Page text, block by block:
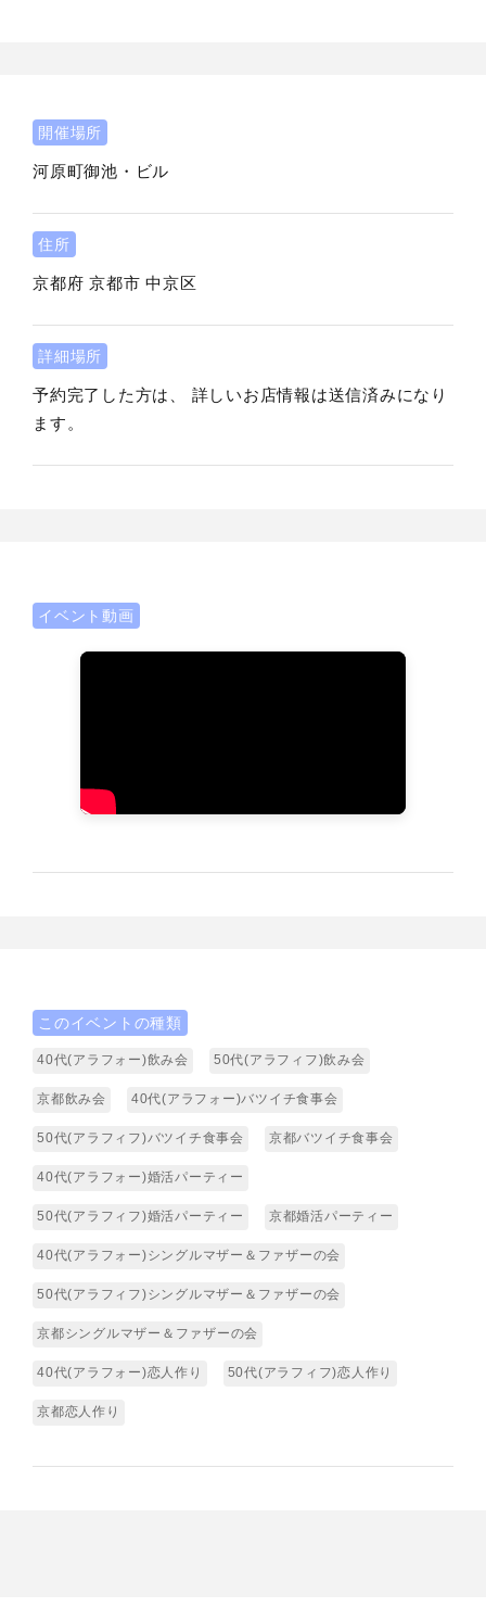
開催場所
河原町御池・ビル
住所
京都府 京都市 中京区
詳細場所
予約完了した方は、 詳しいお店情報は送信済みになり
ます。
イベント動画
このイベントの種類
40代(アラフォー)飲み会 50代(アラフィフ)飲み会
京都飲み会 40代(アラフォー)バツイチ食事会
50代(アラフィフ)バツイチ食事会 京都バツイチ食事会
40代(アラフォー)婚活パーティー
50代(アラフィフ)婚活パーティー 京都婚活パーティー
40代(アラフォー)シングルマザー＆ファザーの会
50代(アラフィフ)シングルマザー＆ファザーの会
京都シングルマザー＆ファザーの会
40代(アラフォー)恋人作り 50代(アラフィフ)恋人作り
京都恋人作り